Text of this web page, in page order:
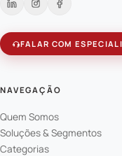
FALAR COM
NAVEGAÇÃO
Quem Somos
Soluções & Segmentos
Categorias